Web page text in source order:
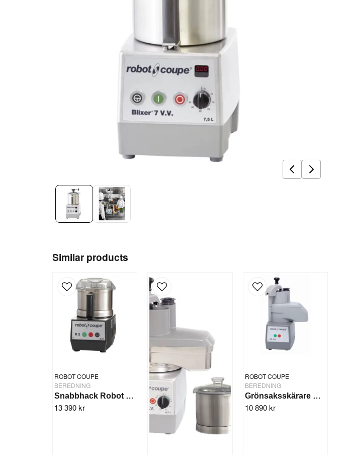
Similar products
ROBOT COUPE
BEREDNING
Snabbhack Robot Coupe R2
13 390 kr
ROBOT COUPE
BEREDNING
Grönsaksskärare Robot Coupe CL 20
10 890 kr